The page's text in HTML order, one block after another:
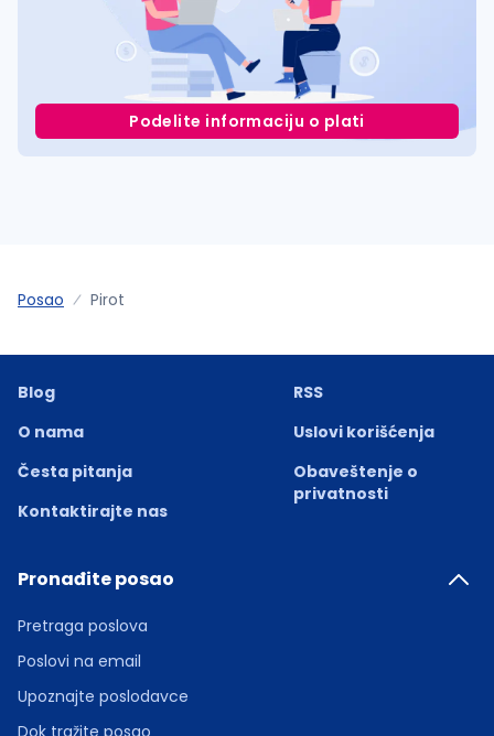
Podelite informaciju o plati
Posao Pirot
Blog
O nama
Česta pitanja
Kontaktirajte nas
RSS
Uslovi korišćenja
Obaveštenje o
privatnosti
Pronađite posao
Pretraga poslova
Poslovi na email
Upoznajte poslodavce
Dok tražite posao